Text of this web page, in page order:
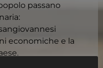
passano
economiche e la